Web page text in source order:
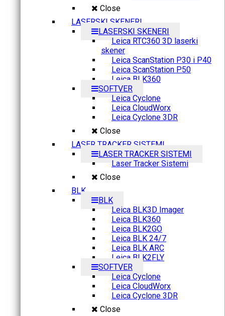
Close
LASERSKI SKENERI
LASERSKI SKENERI
Leica RTC360 3D laserki
skener
Leica ScanStation P30 i P40
Leica ScanStation P50
Leica BLK360
SOFTVER
Leica Cyclone
Leica CloudWorx
Leica Cyclone 3DR
Close
LASER TRACKER SISTEMI
LASER TRACKER SISTEMI
Laser Tracker Sistemi
Close
BLK
BLK
Leica BLK3D Imager
Leica BLK360
Leica BLK2GO
Leica BLK 24/7
Leica BLK ARC
Leica BLK2FLY
SOFTVER
Leica Cyclone
Leica CloudWorx
Leica Cyclone 3DR
Close